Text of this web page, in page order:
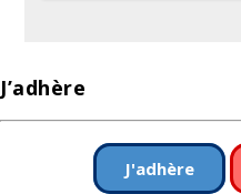
J’adhère
J'adhère